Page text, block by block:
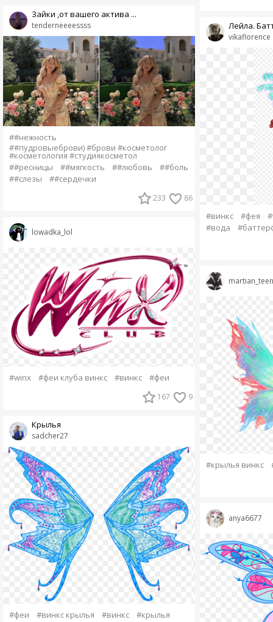
tenderneeeessss
Зайки ,от вашего актива ...
##нежность
##пудровыеброви) #брови #косметолог
#косметология #студиякосметол
##ресницы
##мягкость ##любовь
##боль
##слезы
##сердечки
233 86
lowadka_lol
#winx #феи клуба винкс #винкс #феи
167 9
sadcher27
Крылья
#феи #винкс крылья #винкс
#крылья
vikaflorence
Лейла.
#винкс #фея
#вода
#крылья винкс
anya6677